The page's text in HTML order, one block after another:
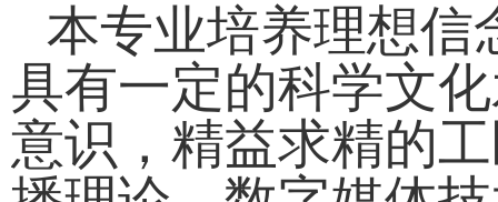
本专业培养理想信
具有一定的科学文
意识，精益求精的